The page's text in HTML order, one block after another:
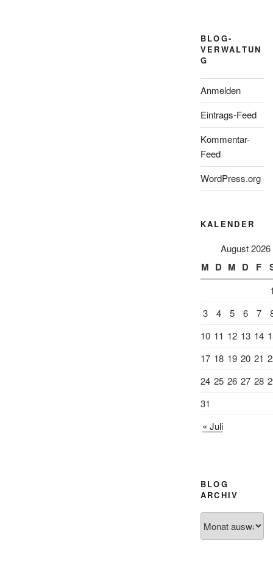
BLOG-
VERWALTUN
G
Anmelden
Eintrags-Feed
Kommentar-
Feed
WordPress.org
KALENDER
August 2026
M D M D F
3
4 5 6 7
10 11 12 13 14
17 18 19 20 21
24 25 26 27 28
31
« Juli
BLOG
ARCHIV
Archiv